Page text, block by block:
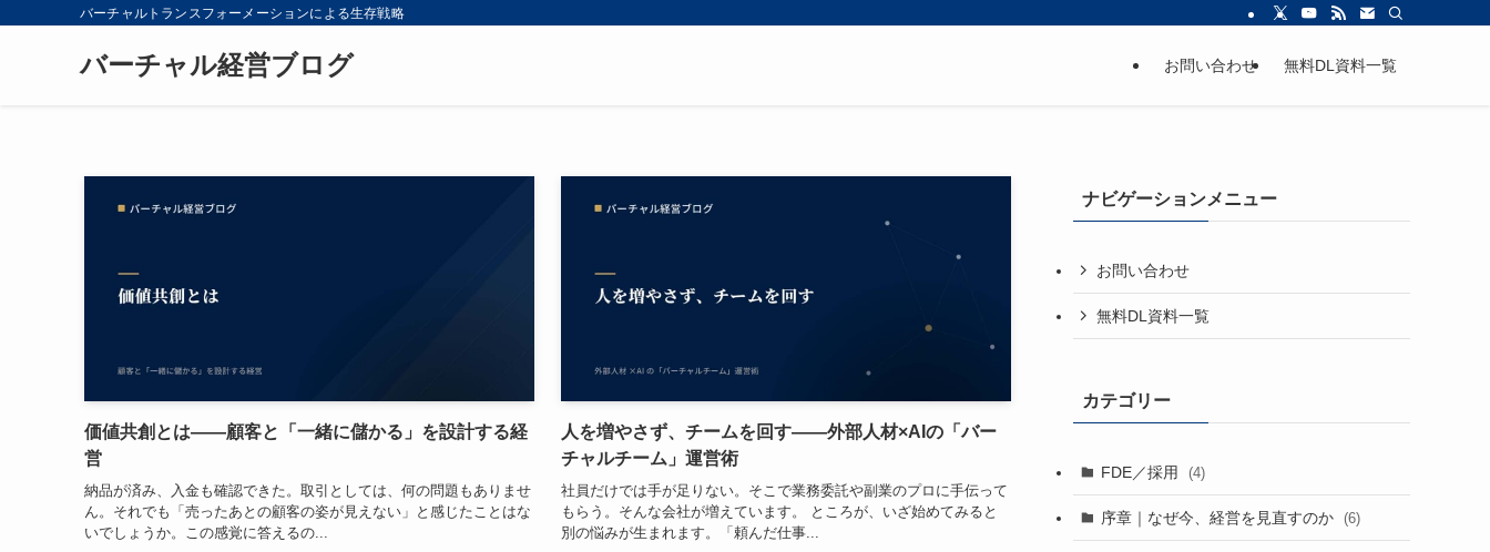
バーチャルトランスフォーメーションによる生存戦略
バーチャル経営ブログ お問い合わせ 無料DL資料一覧
価値共創とは——顧客と「一緒に儲かる」を設計する経
営
納品が済み、入金も確認できた。取引としては、何の問題もありませ
ん。それでも「売ったあとの顧客の姿が見えない」と感じたことはな
いでしょうか。この感覚に答えるの...
人を増やさず、チームを回す——外部人材×AIの「バー
チャルチーム」運営術
社員だけでは手が足りない。そこで業務委託や副業のプロに手伝って
もらう。そんな会社が増えています。 ところが、いざ始めてみると
別の悩みが生まれます。「頼んだ仕事...
ナビゲーションメニュー
お問い合わせ
無料DL資料一覧
カテゴリー
FDE／採用 (4)
序章｜なぜ今、経営を見直すのか (6)